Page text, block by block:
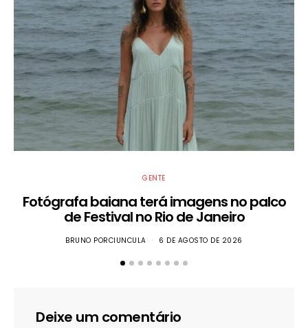
GENTE
Fotógrafa baiana terá imagens no palco
de Festival no Rio de Janeiro
BRUNO PORCIUNCULA 6 DE AGOSTO DE 2026
Deixe um comentário